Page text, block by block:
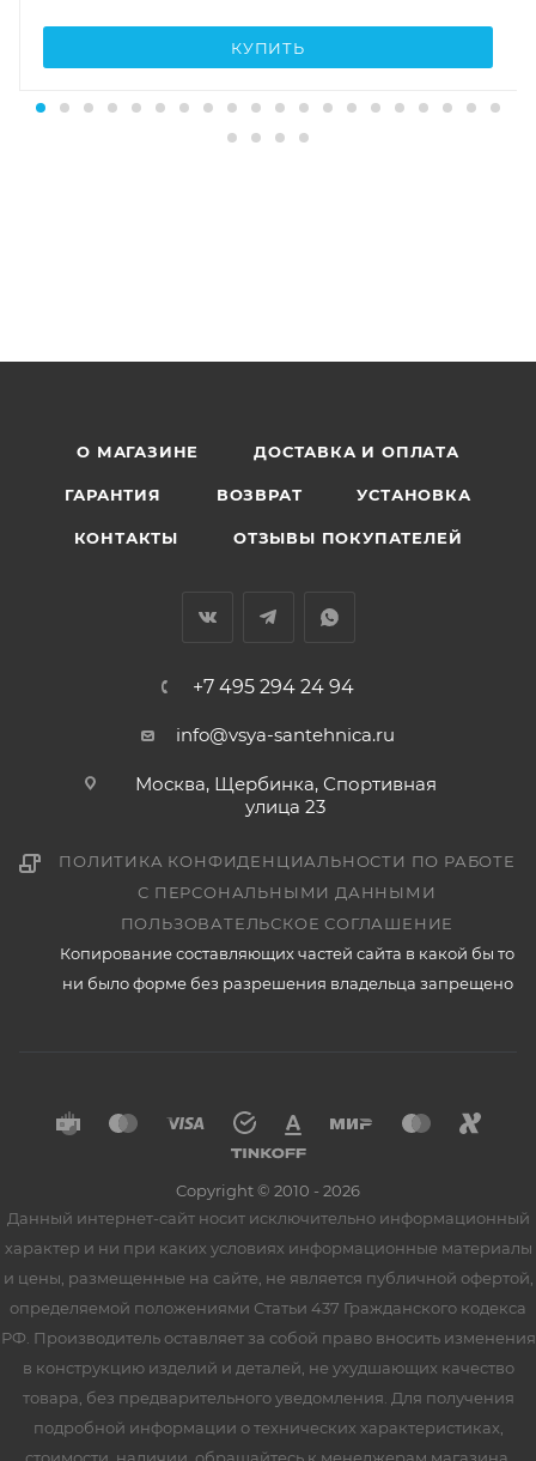
КУПИТЬ
О МАГАЗИНЕ ДОСТАВКА И ОПЛАТА
ГАРАНТИЯ ВОЗВРАТ УСТАНОВКА
КОНТАКТЫ ОТЗЫВЫ ПОКУПАТЕЛЕЙ
+7 495 294 24 94
info@vsya-santehnica.ru
Москва, Щербинка, Спортивная
улица 23
ПОЛИТИКА КОНФИДЕНЦИАЛЬНОСТИ ПО РАБОТЕ
С ПЕРСОНАЛЬНЫМИ ДАННЫМИ
ПОЛЬЗОВАТЕЛЬСКОЕ СОГЛАШЕНИЕ
Копирование составляющих частей сайта в какой бы то
ни было форме без разрешения владельца запрещено
Copyright © 2010 - 2026
Данный интернет-сайт носит исключительно информационный
характер и ни при каких условиях информационные материалы
и цены, размещенные на сайте, не является публичной офертой,
определяемой положениями Статьи 437 Гражданского кодекса
РФ. Производитель оставляет за собой право вносить изменения
в конструкцию изделий и деталей, не ухудшающих качество
товара, без предварительного уведомления. Для получения
подробной информации о технических характеристиках,